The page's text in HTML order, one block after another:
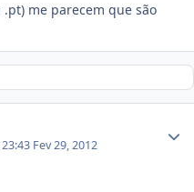
.pt) me parecem que são
Fev 29, 2012